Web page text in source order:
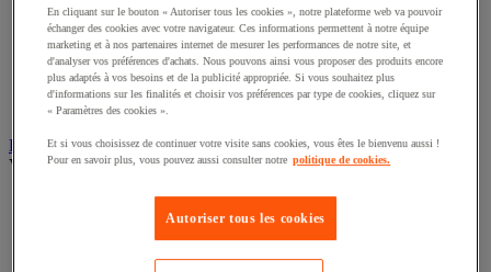
Convoyeur extensible et mobile
Convoyeur motorisé à bande
Convoyeur pour palettes
Rail et barrette de manutention
Rouleau de manutention et galet pour convoyeur
Table à billes
Diable
Voir toute la catégorie
Accessoires pour diable
Diable aluminium et inox
Diable charges hautes
En cliquant sur le bouton « Autoriser tous les cookies », notre plateforme web va pouvoir
échanger des cookies avec votre navigateur. Ces informations permettent à notre équipe
marketing et à nos partenaires internet de mesurer les performances de notre site, et
d'analyser vos préférences d'achats. Nous pouvons ainsi vous proposer des produits encore
plus adaptés à vos besoins et de la publicité appropriée. Si vous souhaitez plus
d'informations sur les finalités et choisir vos préférences par type de cookies, cliquez sur
« Paramètres des cookies ».
Et si vous choisissez de continuer votre visite sans cookies, vous êtes le bienvenu aussi !
Pour en savoir plus, vous pouvez aussi consulter notre politique de cookies.
Autoriser tous les cookies